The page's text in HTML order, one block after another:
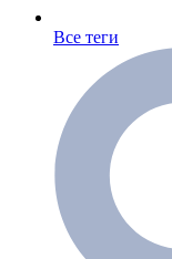
Все теги